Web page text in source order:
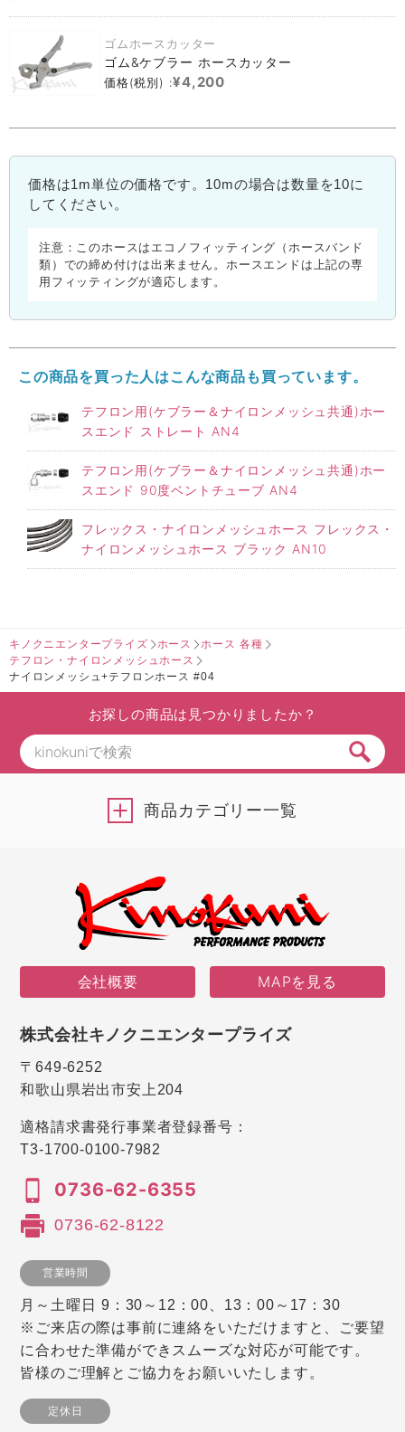
ゴムホースカッター
ゴム&ケブラー ホースカッター
価格(税別) :¥4,200
価格は1m単位の価格です。10mの場合は数量を10に
してください。
注意：このホースはエコノフィッティング（ホースバンド
類）での締め付けは出来ません。ホースエンドは上記の専
用フィッティングが適応します。
この商品を買った人はこんな商品も買っています。
テフロン用(ケブラー＆ナイロンメッシュ共通)ホー
スエンド ストレート AN4
テフロン用(ケブラー＆ナイロンメッシュ共通)ホー
スエンド 90度ベントチューブ AN4
フレックス・ナイロンメッシュホース フレックス・
ナイロンメッシュホース ブラック AN10
キノクニエンタープライズ ホース
ホース 各種
テフロン・ナイロンメッシュホース
ナイロンメッシュ+テフロンホース #04
お探しの商品は見つかりましたか？
商品カテゴリー一覧
会社概要 MAPを見る
株式会社キノクニエンタープライズ
〒649-6252
和歌山県岩出市安上204
適格請求書発行事業者登録番号：
T3-1700-0100-7982
0736-62-6355
0736-62-8122
営業時間
月～土曜日 9：30～12：00、13：00～17：30
※ご来店の際は事前に連絡をいただけますと、ご要望
に合わせた準備ができスムーズな対応が可能です。
皆様のご理解とご協力をお願いいたします。
定休日